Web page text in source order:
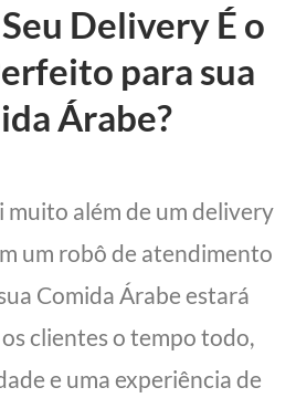
Delivery É o
para sua
Árabe?
muito além de um delivery
um robô de atendimento
Comida Árabe estará
clientes o tempo todo,
e uma experiência de